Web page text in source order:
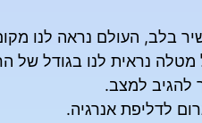
בלב, העולם נראה לנו
מטלה נראית לנו בגודל של
להגיב למצב.
לדליפת אנרגיה.